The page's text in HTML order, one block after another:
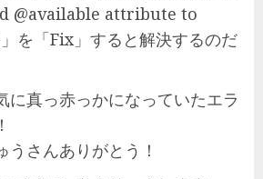
@available attribute to
を「Fix」すると解決するのだ
に真っ赤っかになっていたエラ
さんありがとう！